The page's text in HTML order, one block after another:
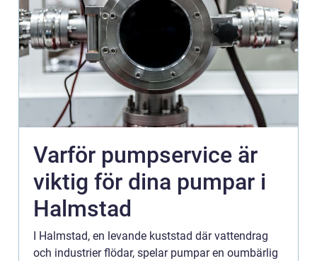
Varför pumpservice är
viktig för dina pumpar i
Halmstad
I Halmstad, en levande kuststad där vattendrag
och industrier flödar, spelar pumpar en oumbärlig